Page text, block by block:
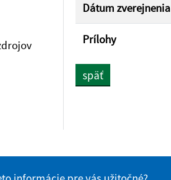
Dátum zverejnenia
Prílohy
späť